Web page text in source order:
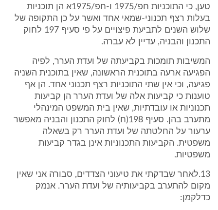
טען, כי התוכניות חפ/1975 ו-חפ/1975א הן תוכניות
בעלות רצף תכנוני-שמאי אחד ואשר על כן התקופה של
שלוש השנים לתביעת פיצויים על פי סעיף 197 לחוק
התכנון והבניה, עדיין לא עברה.
המשיבות תומכות בקביעתה של ועדת הערר, לפיה
הפגיעה ארעה בתוכנית הראשונה, שאין בתוכנית השניה
פגיעה, וכי אין שתי התוכניות רצף תכנוני אחד. הן אף
טוענות כי קביעות אלה של ועדת הערר הן קביעות
תכנוניות או עובדתיות, שאין בית המשפט המינהלי
מתערב בהן. סעיף 198(ח) לחוק התכנון והבניה מאפשר
ערעור על החלטתה של ועדת הערר רק בשאלה
משפטית. הקביעות התכנוניות אינן בגדר קביעות
משפטיות.
13.לאחר שבדקתי את טיעוני הצדדים, סבורה אני שאין
מקום להתערב בקביעותיה של ועדת הערר. אנמק
כדלקמן: